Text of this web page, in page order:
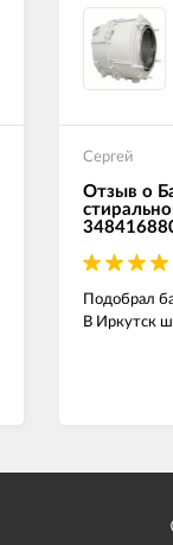
Сергей
Отзыв о
Подобрал
В Иркутск